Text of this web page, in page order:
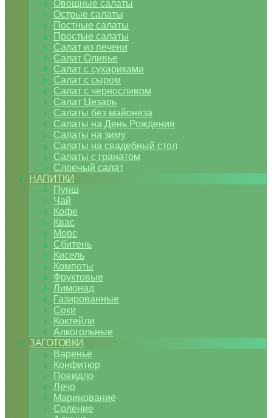
Овощные салаты
Острые салаты
Постные салаты
Простые салаты
Салат из печени
Салат Оливье
Салат с сухариками
Салат с сыром
Салат с черносливом
Салат Цезарь
Салаты без майонеза
Салаты на День Рождения
Салаты на зиму
Салаты на свадебный стол
Салаты с гранатом
Слоеный салат
НАПИТКИ
Пунш
Чай
Кофе
Квас
Морс
Сбитень
Кисель
Компоты
Фруктовые
Лимонад
Газированные
Соки
Коктейли
Алкогольные
ЗАГОТОВКИ
Варенье
Конфитюр
Повидло
Лечо
Маринование
Соление